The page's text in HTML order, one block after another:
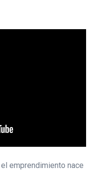
emprendimiento nace